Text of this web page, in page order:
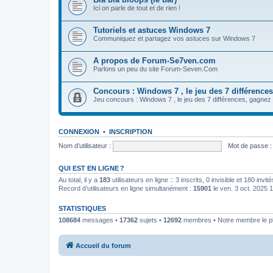
Ici on parle de tout et de rien !
Tutoriels et astuces Windows 7
Communiquez et partagez vos astuces sur Windows 7
A propos de Forum-Se7ven.com
Parlons un peu du site Forum-Seven.Com
Concours : Windows 7 , le jeu des 7 différences
Jeu concours : Windows 7 , le jeu des 7 différences,
CONNEXION • INSCRIPTION
Nom d’utilisateur :
Mot de passe :
QUI EST EN LIGNE ?
Au total, il y a 183 utilisateurs en ligne :: 3 inscrits, 0 invisible et 180
Record d’utilisateurs en ligne simultanément : 15901 le ven. 3 oct. 2025
STATISTIQUES
108684 messages • 17362 sujets • 12692 membres • Notre membre le
Accueil du forum